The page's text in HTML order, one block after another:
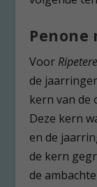
Penone
Voor
de
kern van de
Deze kern
en de
de kern
de